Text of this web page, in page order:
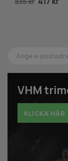
VHM
KLICKA HÄR